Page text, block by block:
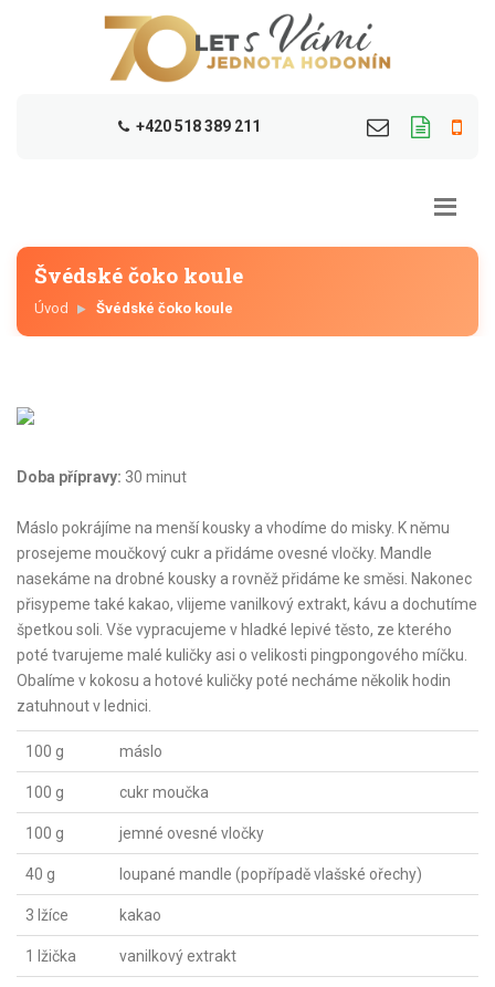
+420 518 389 211
Švédské čoko koule
Úvod Švédské čoko koule
Doba přípravy: 30 minut
Máslo pokrájíme na menší kousky a vhodíme do misky. K němu
prosejeme moučkový cukr a přidáme ovesné vločky. Mandle
nasekáme na drobné kousky a rovněž přidáme ke směsi. Nakonec
přisypeme také kakao, vlijeme vanilkový extrakt, kávu a dochutíme
špetkou soli. Vše vypracujeme v hladké lepivé těsto, ze kterého
poté tvarujeme malé kuličky asi o velikosti pingpongového míčku.
Obalíme v kokosu a hotové kuličky poté necháme několik hodin
zatuhnout v lednici.
100 g máslo
100 g cukr moučka
100 g jemné ovesné vločky
40 g loupané mandle (popřípadě vlašské ořechy)
3 lžíce kakao
1 lžička vanilkový extrakt